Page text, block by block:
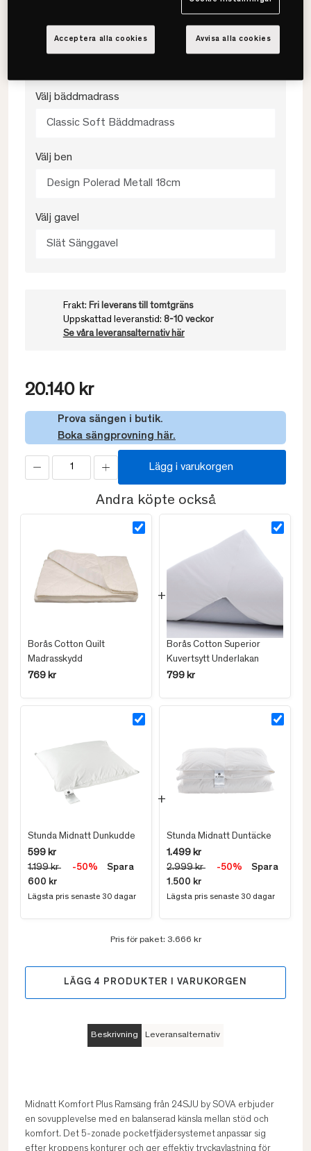
Välj fasthet
Välj bäddmadrass
Classic Soft Bäddmadrass
Välj ben
Design Polerad Metall 18cm
Välj gavel
Slät Sänggavel
Frakt: Fri leverans till tomtgräns
Uppskattad leveranstid: 8-10 veckor
Se våra leveransalternativ här
20.140 kr
Prova sängen i butik.
Boka sängprovning här.
Lägg i varukorgen
Andra köpte också
Borås Cotton Quilt
Madrasskydd
769 kr
Borås Cotton Superior
Kuvertsytt Underlakan
799 kr
Stunda Midnatt Dunkudde
599 kr
1.199 kr
-50%
Spara
600 kr
Lägsta pris senaste 30 dagar
Stunda Midnatt Duntäcke
1.499 kr
2.999 kr
-50%
Spara
1.500 kr
Lägsta pris senaste 30 dagar
Pris för paket: 3.666 kr
LÄGG 4 PRODUKTER I VARUKORGEN
Beskrivning Leveransalternativ
Midnatt Komfort Plus Ramsäng från 24SJU by SOVA erbjuder
en sovupplevelse med en balanserad känsla mellan stöd och
komfort. Det 5-zonade pocketfjädersystemet anpassar sig
efter kroppens konturer och ger effektiv tryckavlastning för
Avvisa alla cookies
Acceptera alla cookies